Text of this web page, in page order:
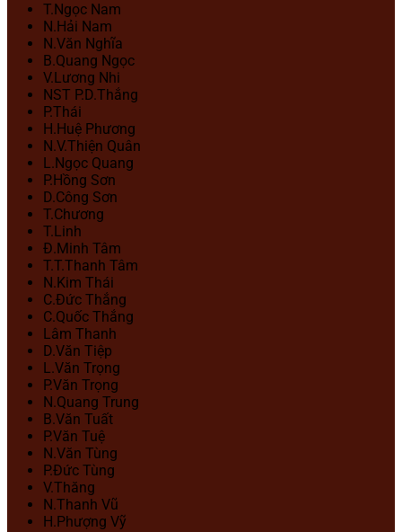
T.Ngọc Nam
N.Hải Nam
N.Văn Nghĩa
B.Quang Ngọc
V.Lương Nhi
NST P.D.Thắng
P.Thái
H.Huệ Phương
N.V.Thiện Quân
L.Ngọc Quang
P.Hồng Sơn
D.Công Sơn
T.Chương
T.Linh
Đ.Minh Tâm
T.T.Thanh Tâm
N.Kim Thái
C.Đức Thắng
C.Quốc Thắng
Lâm Thanh
D.Văn Tiệp
L.Văn Trọng
P.Văn Trọng
N.Quang Trung
B.Văn Tuất
P.Văn Tuệ
N.Văn Tùng
P.Đức Tùng
V.Thăng
N.Thanh Vũ
H.Phượng Vỹ